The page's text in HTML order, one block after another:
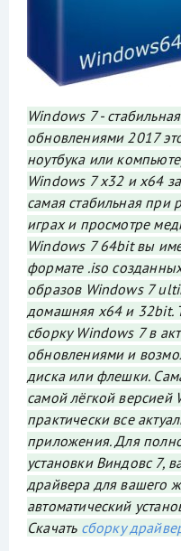
Windows 7 -
обновлениями 2017
ноутбука или
Windows 7 x32 и x64
самая стабильная при
играх и просмотре
Windows 7 64bit вы
формате .iso
образов Windows 7
домашняя x64 и 32bit.
сборку Windows 7 в
обновлениями и
диска или флешки.
самой лёгкой версией
практически все
приложения. Для
установки Виндовс 7,
драйвера для вашего
автоматический
Скачать сборку